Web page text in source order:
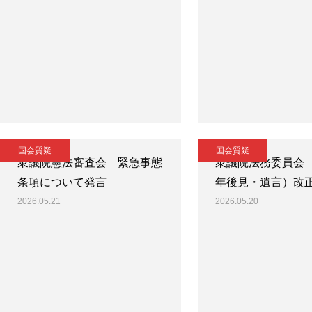
国会質疑
衆議院憲法審査会 緊急事態
条項について発言
2026.05.21
国会質疑
衆議院法務委員
年後見・遺言）改
2026.05.20